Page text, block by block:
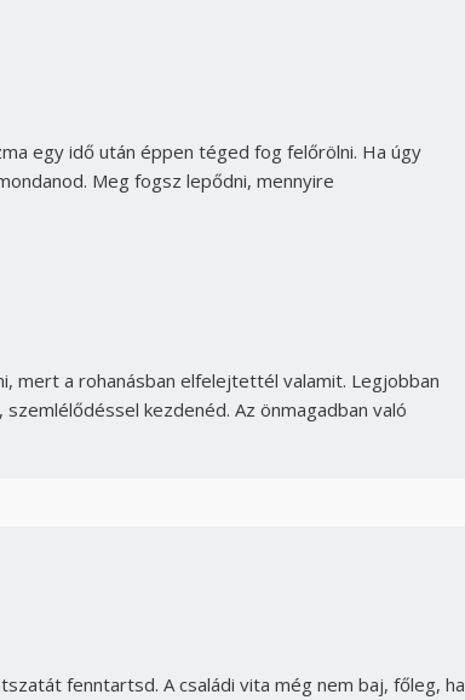
egy idő után éppen téged fog felőrölni. Ha úgy
Meg fogsz lepődni, mennyire
mert a rohanásban elfelejtettél valamit. Legjobban
kezdenéd. Az önmagadban való
fenntartsd. A családi vita még nem baj, főleg, ha
bejelentkezés